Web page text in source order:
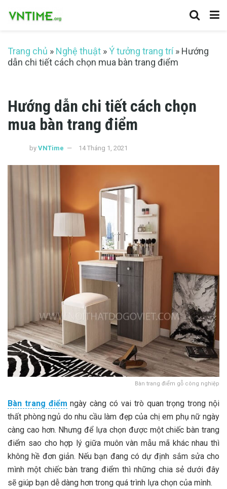
Trang chủ » Nghệ thuật »Ý tưởng trang trí» Hướng
dẫn chi tiết cách chọn mua bàn trang điểm
Hướng dẫn chi tiết cách chọn
mua bàn trang điểm
by VNTime 14 Tháng 1, 2021
Bàn trang điểm gỗ công nghiệp
Bàn trang điểm ngày càng có vai trò quan trọng trong nội
thất phòng ngủ do nhu cầu làm đẹp của chị em phụ nữ ngày
càng cao hơn. Nhưng để lựa chọn được một chiếc bàn trang
điểm sao cho hợp lý giữa muôn vàn mẫu mã khác nhau thì
không hề đơn giản. Nếu bạn đang có dự định sắm sửa cho
mình một chiếc bàn trang điểm thì những chia sẻ dưới đây
sẽ giúp bạn dễ dàng hơn trong quá trình lựa chọn của mình.